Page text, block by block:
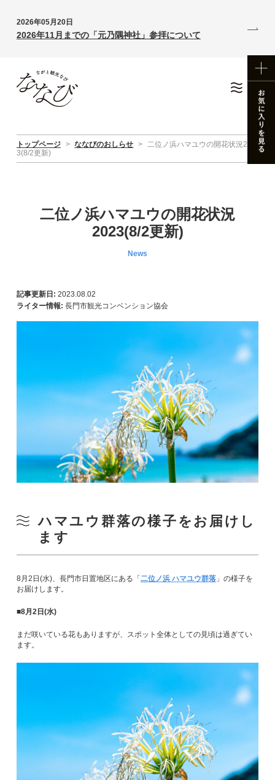
2026年05月20日
2026年11月までの「元乃隅神社」参拝について
トップページ > ななびのおしらせ > 二位ノ浜ハマユウの開花状況202
3(8/2更新)
二位ノ浜ハマユウの開花状況
2023(8/2更新)
News
記事更新日: 2023.08.02
ライター情報: 長門市観光コンベンション協会
ハマユウ群落の様子をお届けし
ます
8月2日(水)、長門市日置地区にある「 二位ノ浜 ハマユウ群落」の様子を
お届けします。
■8月2日(水)
まだ咲いている花もありますが、スポット全体としての見頃は過ぎてい
ます。